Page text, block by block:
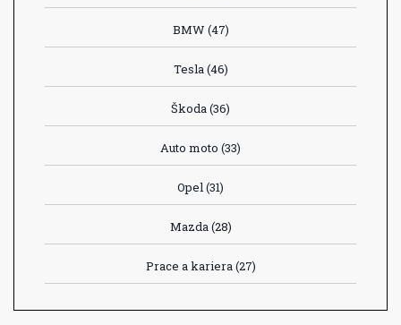
BMW (47)
Tesla(46)
Škoda(36)
Auto moto (33)
Opel(31)
Mazda(28)
Prace a kariera(27)